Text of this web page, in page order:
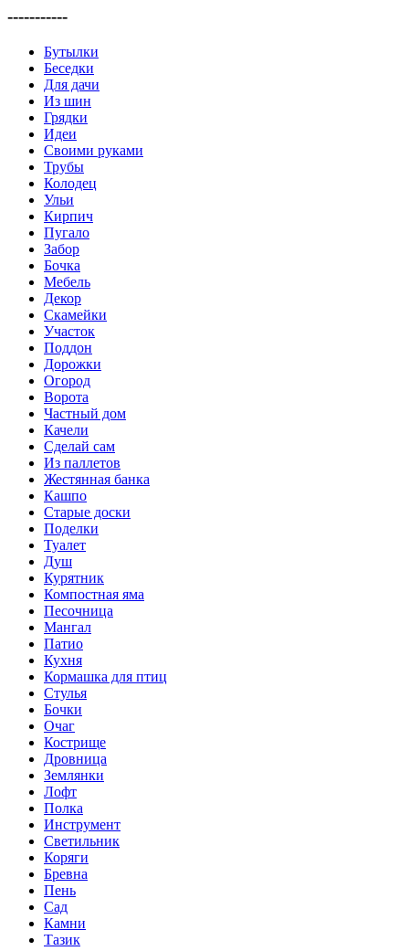
-----------
Бутылки
Беседки
Для дачи
Из шин
Грядки
Идеи
Своими руками
Трубы
Колодец
Ульи
Кирпич
Пугало
Забор
Бочка
Мебель
Декор
Скамейки
Участок
Поддон
Дорожки
Огород
Ворота
Частный дом
Качели
Сделай сам
Из паллетов
Жестянная банка
Кашпо
Старые доски
Поделки
Туалет
Душ
Курятник
Компостная яма
Песочница
Мангал
Патио
Кухня
Кормашка для птиц
Стулья
Бочки
Очаг
Кострище
Дровница
Землянки
Лофт
Полка
Инструмент
Светильник
Коряги
Бревна
Пень
Сад
Камни
Тазик